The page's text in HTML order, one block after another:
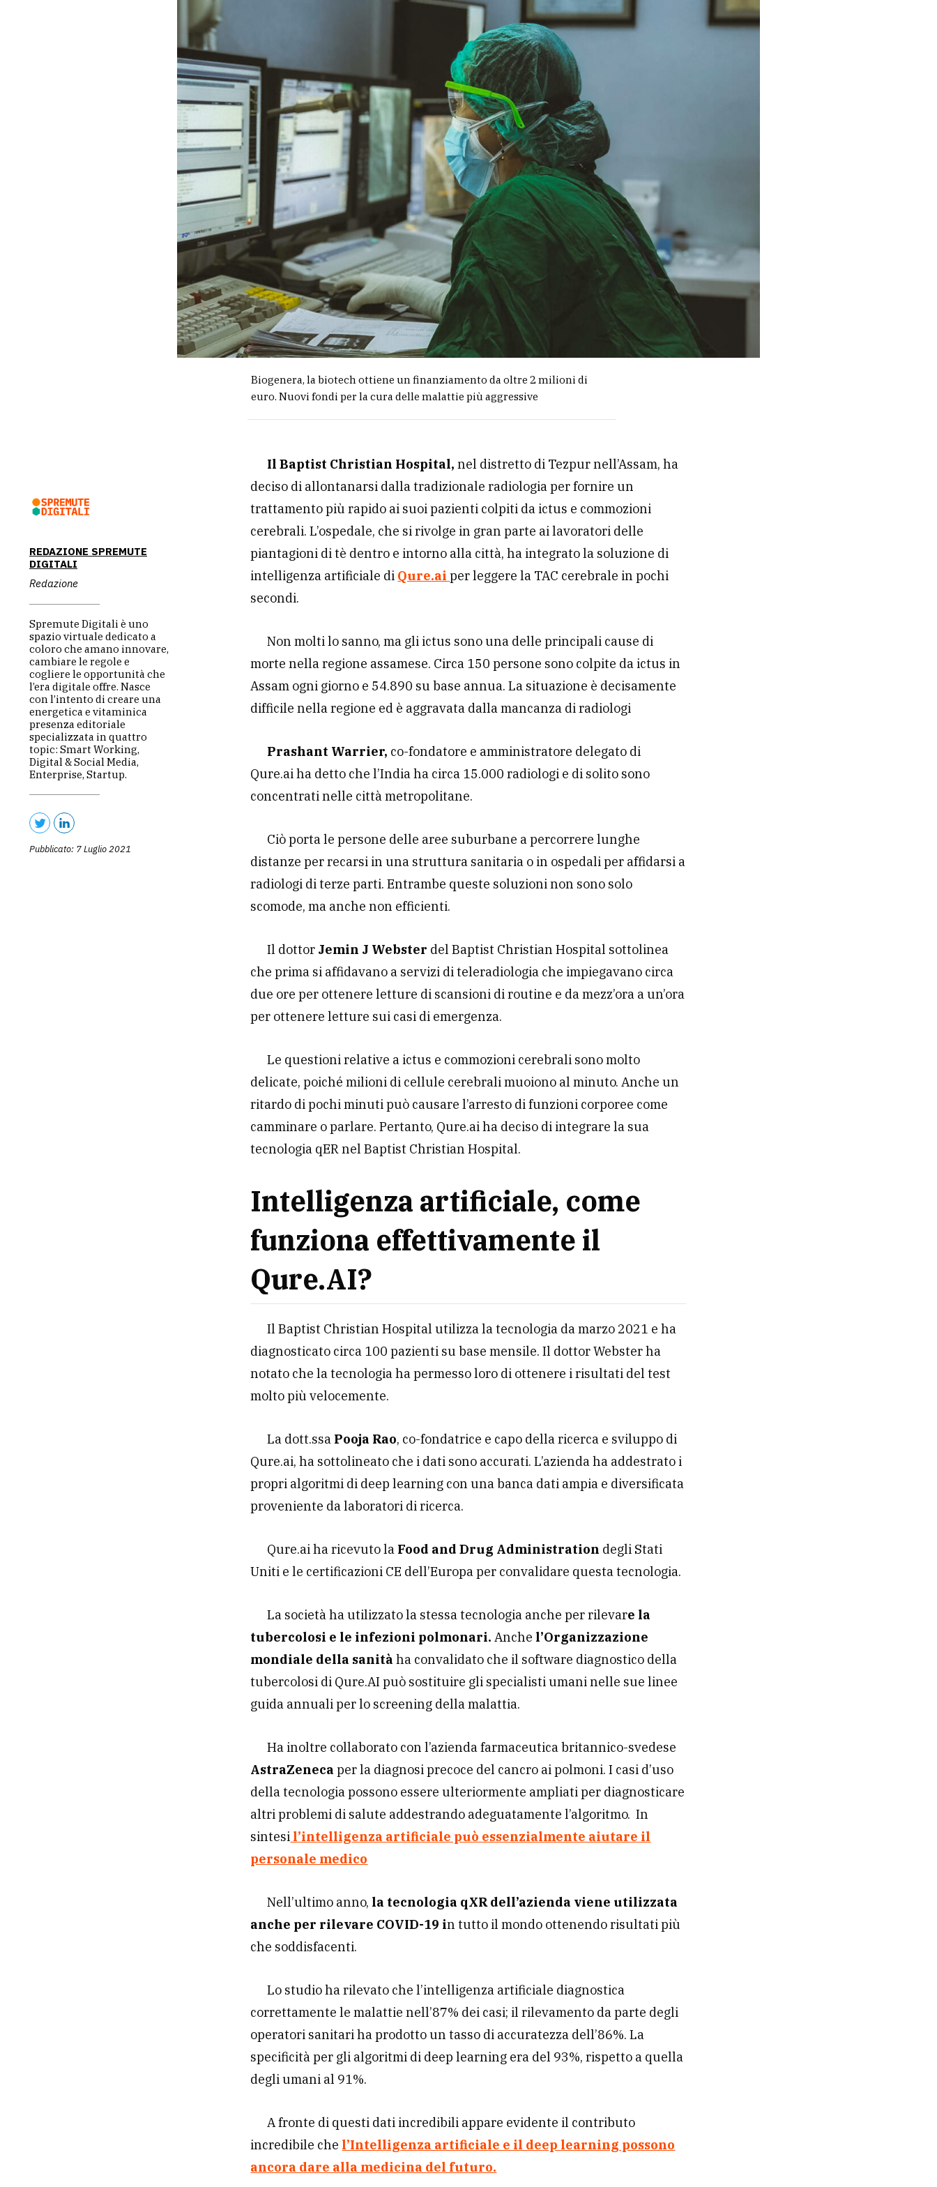
Biogenera, la biotech ottiene un finanziamento da oltre 2 milioni di
euro. Nuovi fondi per la cura delle malattie più aggressive
REDAZIONE SPREMUTE
DIGITALI
Redazione
Spremute Digitali è uno
spazio virtuale dedicato a
coloro che amano innovare,
cambiare le regole e
cogliere le opportunità che
l’era digitale offre. Nasce
con l’intento di creare una
energetica e vitaminica
presenza editoriale
specializzata in quattro
topic: Smart Working,
Digital & Social Media,
Enterprise, Startup.
Pubblicato: 7 Luglio 2021
Il Baptist Christian Hospital, nel distretto di Tezpur nell’Assam, ha
deciso di allontanarsi dalla tradizionale radiologia per fornire un
trattamento più rapido ai suoi pazienti colpiti da ictus e commozioni
cerebrali. L’ospedale, che si rivolge in gran parte ai lavoratori delle
piantagioni di tè dentro e intorno alla città, ha integrato la soluzione di
intelligenza artificiale di Qure.aiper leggere la TAC cerebrale in pochi
secondi.
Non molti lo sanno, ma gli ictus sono una delle principali cause di
morte nella regione assamese. Circa 150 persone sono colpite da ictus in
Assam ogni giorno e 54.890 su base annua. La situazione è decisamente
difficile nella regione ed è aggravata dalla mancanza di radiologi
Prashant Warrier, co-fondatore e amministratore delegato di
Qure.ai ha detto che l’India ha circa 15.000 radiologi e di solito sono
concentrati nelle città metropolitane.
Ciò porta le persone delle aree suburbane a percorrere lunghe
distanze per recarsi in una struttura sanitaria o in ospedali per affidarsi a
radiologi di terze parti. Entrambe queste soluzioni non sono solo
scomode, ma anche non efficienti.
Il dottor Jemin J Webster del Baptist Christian Hospital sottolinea
che prima si affidavano a servizi di teleradiologia che impiegavano circa
due ore per ottenere letture di scansioni di routine e da mezz’ora a un’ora
per ottenere letture sui casi di emergenza.
Le questioni relative a ictus e commozioni cerebrali sono molto
delicate, poiché milioni di cellule cerebrali muoiono al minuto. Anche un
ritardo di pochi minuti può causare l’arresto di funzioni corporee come
camminare o parlare. Pertanto, Qure.ai ha deciso di integrare la sua
tecnologia qER nel Baptist Christian Hospital.
Intelligenza artificiale, come
funziona effettivamente il
Qure.AI?
Il Baptist Christian Hospital utilizza la tecnologia da marzo 2021 e ha
diagnosticato circa 100 pazienti su base mensile. Il dottor Webster ha
notato che la tecnologia ha permesso loro di ottenere i risultati del test
molto più velocemente.
La dott.ssa Pooja Rao, co-fondatrice e capo della ricerca e sviluppo di
Qure.ai, ha sottolineato che i dati sono accurati. L’azienda ha addestrato i
propri algoritmi di deep learning con una banca dati ampia e diversificata
proveniente da laboratori di ricerca.
Qure.ai ha ricevuto la Food and Drug Administration degli Stati
Uniti e le certificazioni CE dell’Europa per convalidare questa tecnologia.
La società ha utilizzato la stessa tecnologia anche per rilevare la
tubercolosi e le infezioni polmonari.Anche l’Organizzazione
mondiale della sanità ha convalidato che il software diagnostico della
tubercolosi di Qure.AI può sostituire gli specialisti umani nelle sue linee
guida annuali per lo screening della malattia.
Ha inoltre collaborato con l’azienda farmaceutica britannico-svedese
AstraZenecaper la diagnosi precoce del cancro ai polmoni. I casi d’uso
della tecnologia possono essere ulteriormente ampliati per diagnosticare
altri problemi di salute addestrando adeguatamente l’algoritmo. In
sintesi l’intelligenza artificiale può essenzialmente aiutare il
personale medico
Nell’ultimo anno, la tecnologia qXR dell’azienda viene utilizzata
anche per rilevare COVID-19 in tutto il mondo ottenendo risultati più
che soddisfacenti.
Lo studio ha rilevato che l’intelligenza artificiale diagnostica
correttamente le malattie nell’87% dei casi; il rilevamento da parte degli
operatori sanitari ha prodotto un tasso di accuratezza dell’86%. La
specificità per gli algoritmi di deep learning era del 93%, rispetto a quella
degli umani al 91%.
A fronte di questi dati incredibili appare evidente il contributo
incredibile che l’Intelligenza artificiale e il deep learning possono
ancora dare alla medicina del futuro.